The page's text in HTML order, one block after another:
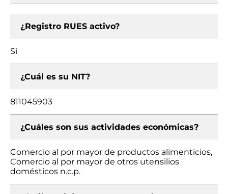
¿Registro RUES activo?
Si
¿Cuál es su NIT?
811045903
¿Cuáles son sus actividades económicas?
Comercio al por mayor de productos alimenticios,
Comercio al por mayor de otros utensilios
domésticos n.c.p.